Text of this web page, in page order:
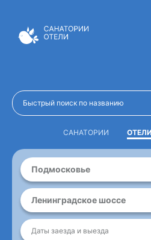
САНАТОРИИ ОТЕЛИ
Подмосковье
Ленинградское шоссе
Даты заезда и выезда